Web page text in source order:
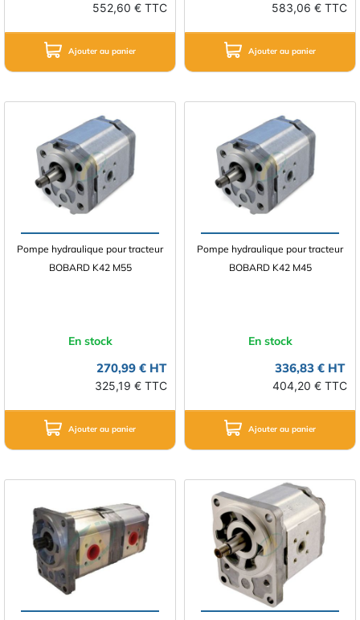
552,60 € TTC
Ajouter au panier
583,06 € TTC
Ajouter au panier
Pompe hydraulique pour tracteur
BOBARD K42 M55
En stock
270,99 € HT
325,19 € TTC
Ajouter au panier
Pompe hydraulique pour tracteur
BOBARD K42 M45
En stock
336,83 € HT
404,20 € TTC
Ajouter au panier